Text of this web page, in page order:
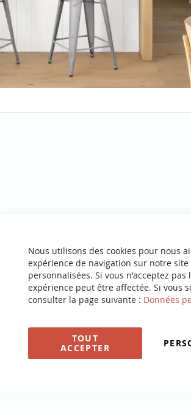
Nous utilisons des cookies pour nous
expérience de navigation sur notre
personnalisées. Si vous n'acceptez
expérience peut être affectée. Si vous
consulter la page suivante : Données
TOUT
ACCEPTER